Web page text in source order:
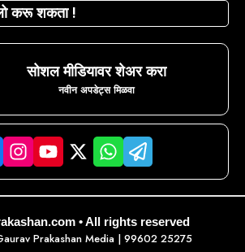
करू शकता !
सोशल मीडियावर शेअर करा
नवीन अपडेट्स मिळवा
• All rights reserved
Prakashan Media| 99602 25275